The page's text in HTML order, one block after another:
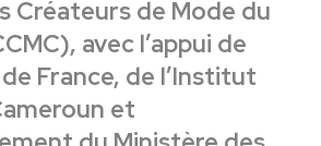
Créateurs de Mode du
avec l’appui de
France, de l’Institut
et